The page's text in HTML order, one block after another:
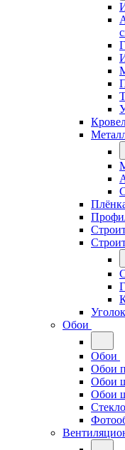
Обои
Обои
Обои
Обои
Обои